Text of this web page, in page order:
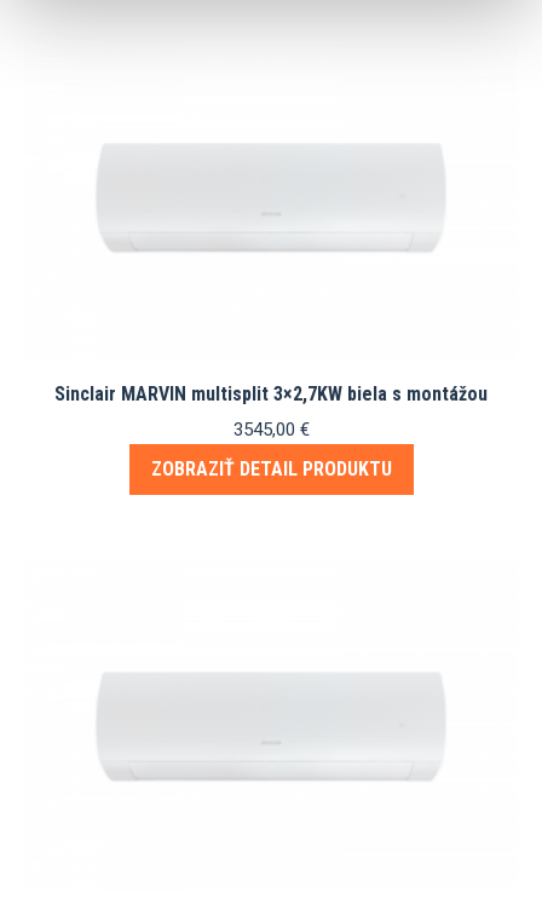
Sinclair MARVIN multisplit 3×2,7KW biela s montážou
3545,00 €
ZOBRAZIŤ DETAIL PRODUKTU